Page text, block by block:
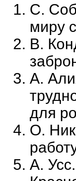
С.
миру
В.
А.
для
О.
А.